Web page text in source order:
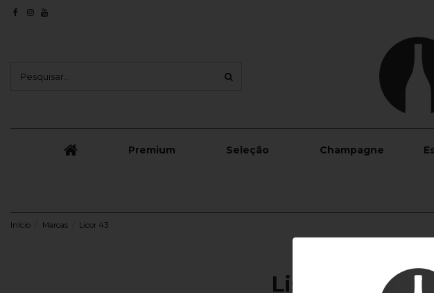
Premium Seleção Champagne
Início Marcas Licor 43
Lista de